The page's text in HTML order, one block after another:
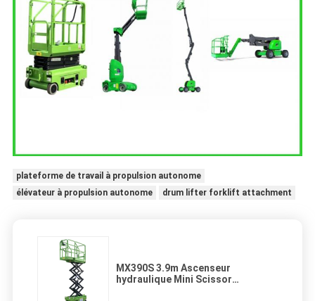
plateforme de travail à propulsion autonome
élévateur à propulsion autonome
drum lifter forklift attachment
MX390S 3.9m Ascenseur
hydraulique Mini Scissor